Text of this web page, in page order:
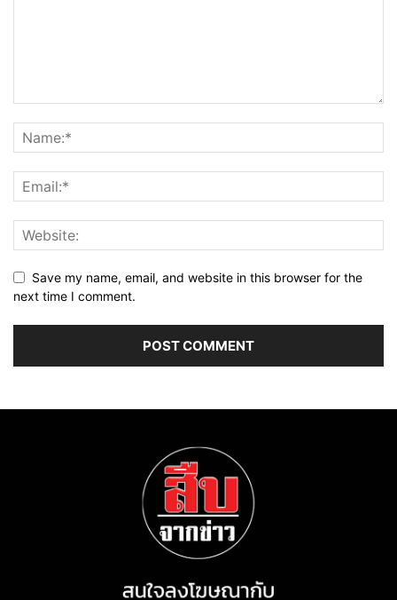
Save my name, email, and website in this browser for the
next time I comment.